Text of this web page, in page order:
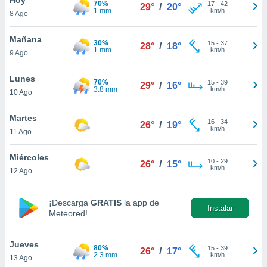
y
en
más
de
cookies
aceptar
8 Ago
70%
1 mm
29° / 20° 17- 42
km/h
Mañana
9 Ago
30%
1 mm
28° / 18° 15- 37
km/h
Lunes
10 Ago
70%
3.8 mm
29° / 16° 15- 39
km/h
Martes
11 Ago
26° / 19° 16- 34
km/h
Miércoles
12 Ago
26° / 15° 10- 29
km/h
¡Descarga GRATIS la app de
Meteored!
Instalar
Jueves
13 Ago
80%
2.3 mm
26° / 17° 15- 39
km/h